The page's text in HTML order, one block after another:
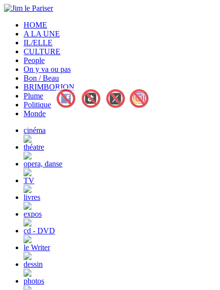
HOME
A LA UNE
IL/ELLE
CULTURE
People
On y va ou pas
Bon / Beau
BRIMBORION
Plume
Politique
Monde
cinéma
théatre
opera, danse
TV
livres
expos
cd - DVD
le Writer
dessin
photos